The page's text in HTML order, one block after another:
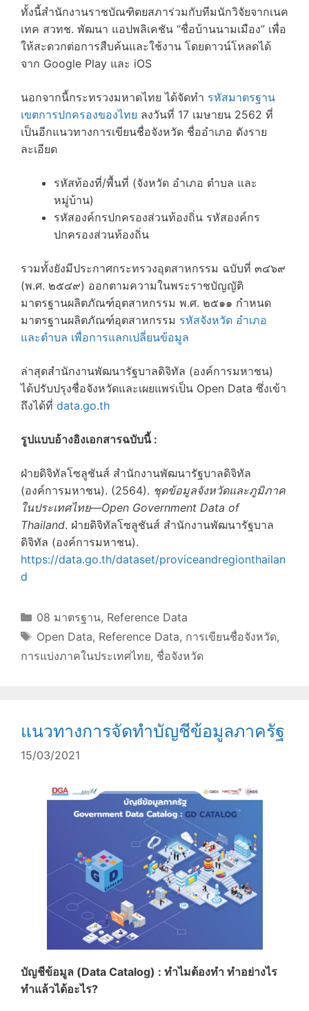
ทั้งนี้สำนักงานราชบัณฑิตยสภาร่วมกับทีมนักวิจัยจากเนค
เทค สวทช. พัฒนา แอปพลิเคชัน “ชื่อบ้านนามเมือง” เพื่อ
ให้สะดวกต่อการสืบค้นและใช้งาน โดยดาวน์โหลดได้
จาก Google Play และ iOS
นอกจากนี้กระทรวงมหาดไทย ได้จัดทำ รหัสมาตรฐาน
เขตการปกครองของไทย ลงวันที่ 17 เมษายน 2562 ที่
เป็นอีกแนวทางการเขียนชื่อจังหวัด ชื่ออำเภอ ดังราย
ละเอียด
รหัสท้องที่/พื้นที่ (จังหวัด อำเภอ ตำบล และ
หมู่บ้าน)
รหัสองค์กรปกครองส่วนท้องถิ่น รหัสองค์กร
ปกครองส่วนท้องถิ่น
รวมทั้งยังมีประกาศกระทรวงอุตสาหกรรม ฉบับที่ ๓๔๖๙
(พ.ศ. ๒๕๔๙) ออกตามความในพระราชบัญญัติ
มาตรฐานผลิตภัณฑ์อุตสาหกรรม พ.ศ. ๒๕๑๑ กำหนด
มาตรฐานผลิตภัณฑ์อุตสาหกรรม รหัสจังหวัด อำเภอ
และตำบล เพื่อการแลกเปลี่ยนข้อมูล
ล่าสุดสำนักงานพัฒนารัฐบาลดิจิทัล (องค์การมหาชน)
ได้ปรับปรุงชื่อจังหวัดและเผยแพร่เป็น Open Data ซึ่งเข้า
ถึงได้ที่ data.go.th
รูปแบบอ้างอิงเอกสารฉบับนี้ :
ฝ่ายดิจิทัลโซลูชันส์ สำนักงานพัฒนารัฐบาลดิจิทัล
(องค์การมหาชน). (2564). ชุดข้อมูลจังหวัดและภูมิภาค
ในประเทศไทย—Open Government Data of
Thailand. ฝ่ายดิจิทัลโซลูชันส์ สำนักงานพัฒนารัฐบาล
ดิจิทัล (องค์การมหาชน).
https://data.go.th/dataset/proviceandregionthailan
d
Categories
08 มาตรฐาน, Reference Data
Tags
Open Data, Reference Data, การเขียนชื่อจังหวัด,
การแบ่งภาคในประเทศไทย, ชื่อจังหวัด
แนวทางการจัดทำบัญชีข้อมูลภาครัฐ
15/03/2021
บัญชีข้อมูล (Data Catalog) : ทำไมต้องทำ ทำอย่างไร
ทำแล้วได้อะไร?